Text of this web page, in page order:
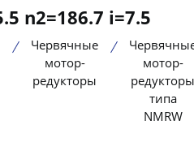
n2=186.7 i=7.5
Червячные
мотор-
редукторы
мотор-
редукторы
типа
NMRW